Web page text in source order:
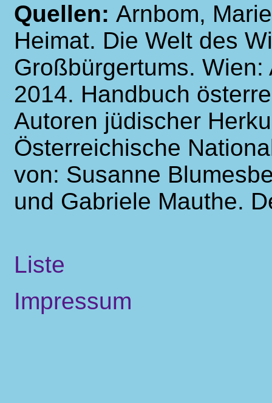
Quellen: Arnbom,
Heimat. Die Welt des
Großbürgertums.
2014. Handbuch
Autoren jüdischer
Österreichische
von: Susanne
und Gabriele Mauthe.
Liste
Impressum